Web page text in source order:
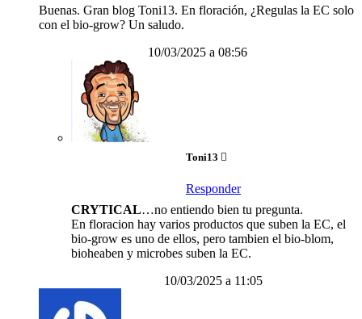
Buenas. Gran blog Toni13. En floración, ¿Regulas la EC solo
con el bio-grow? Un saludo.
10/03/2025 a 08:56
Toni13
Responder
CRYTICAL…no entiendo bien tu pregunta.
En floracion hay varios productos que suben la EC, el
bio-grow es uno de ellos, pero tambien el bio-blom,
bioheaben y microbes suben la EC.
10/03/2025 a 11:05